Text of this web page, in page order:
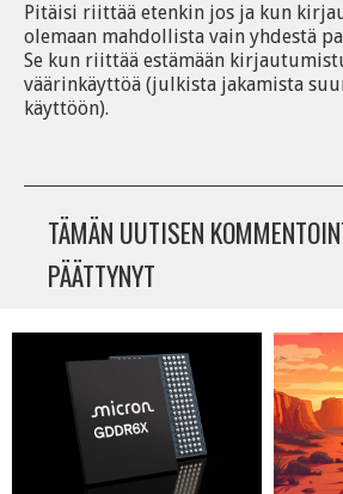
Pitäisi riittää etenkin jos ja kun
olemaan mahdollista vain yhdestä
Se kun riittää estämään
väärinkäyttöä (julkista jakamista
käyttöön).
TÄMÄN UUTISEN
PÄÄTTYNYT